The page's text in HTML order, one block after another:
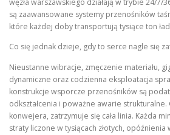
węzła warszawskiego działają w trybie 24/7/
są zaawansowane systemy przenośników
które każdej doby transportują tysiące ton
Co się jednak dzieje, gdy to serce nagle się
Nieustanne wibracje, zmęczenie materiału,
dynamiczne oraz codzienna eksploatacja
konstrukcje wsporcze przenośników są
odkształcenia i poważne awarie strukturalne.
konwejera, zatrzymuje się cała linia. Każda
straty liczone w tysiącach złotych,